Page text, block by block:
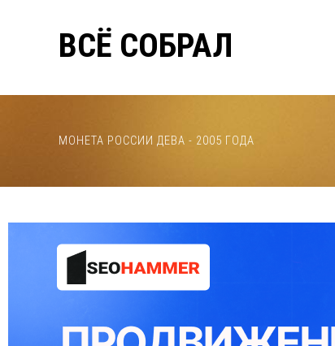
ВСЁ СОБРАЛ
МОНЕТА РОССИИ ДЕВА - 2005 ГОДА